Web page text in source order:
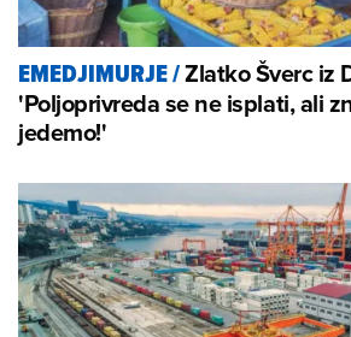
EMEDJIMURJE/Zlatko Šverc iz
'Poljoprivreda se ne isplati, ali
jedemo!'